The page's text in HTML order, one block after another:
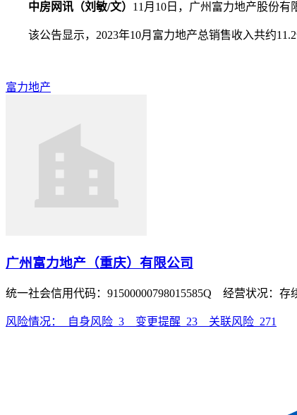
中房网讯（刘敏/文） 11月10日，广州富力地产股份有
该公告显示，2023年10月富力地产总销售收入共约11.2
富力地产
广州富力地产（重庆）有限公司
统一社会信用代码：91500000798015585Q 经营状况：存
风险情况： 自身风险 3 变更提醒 23 关联风险 271